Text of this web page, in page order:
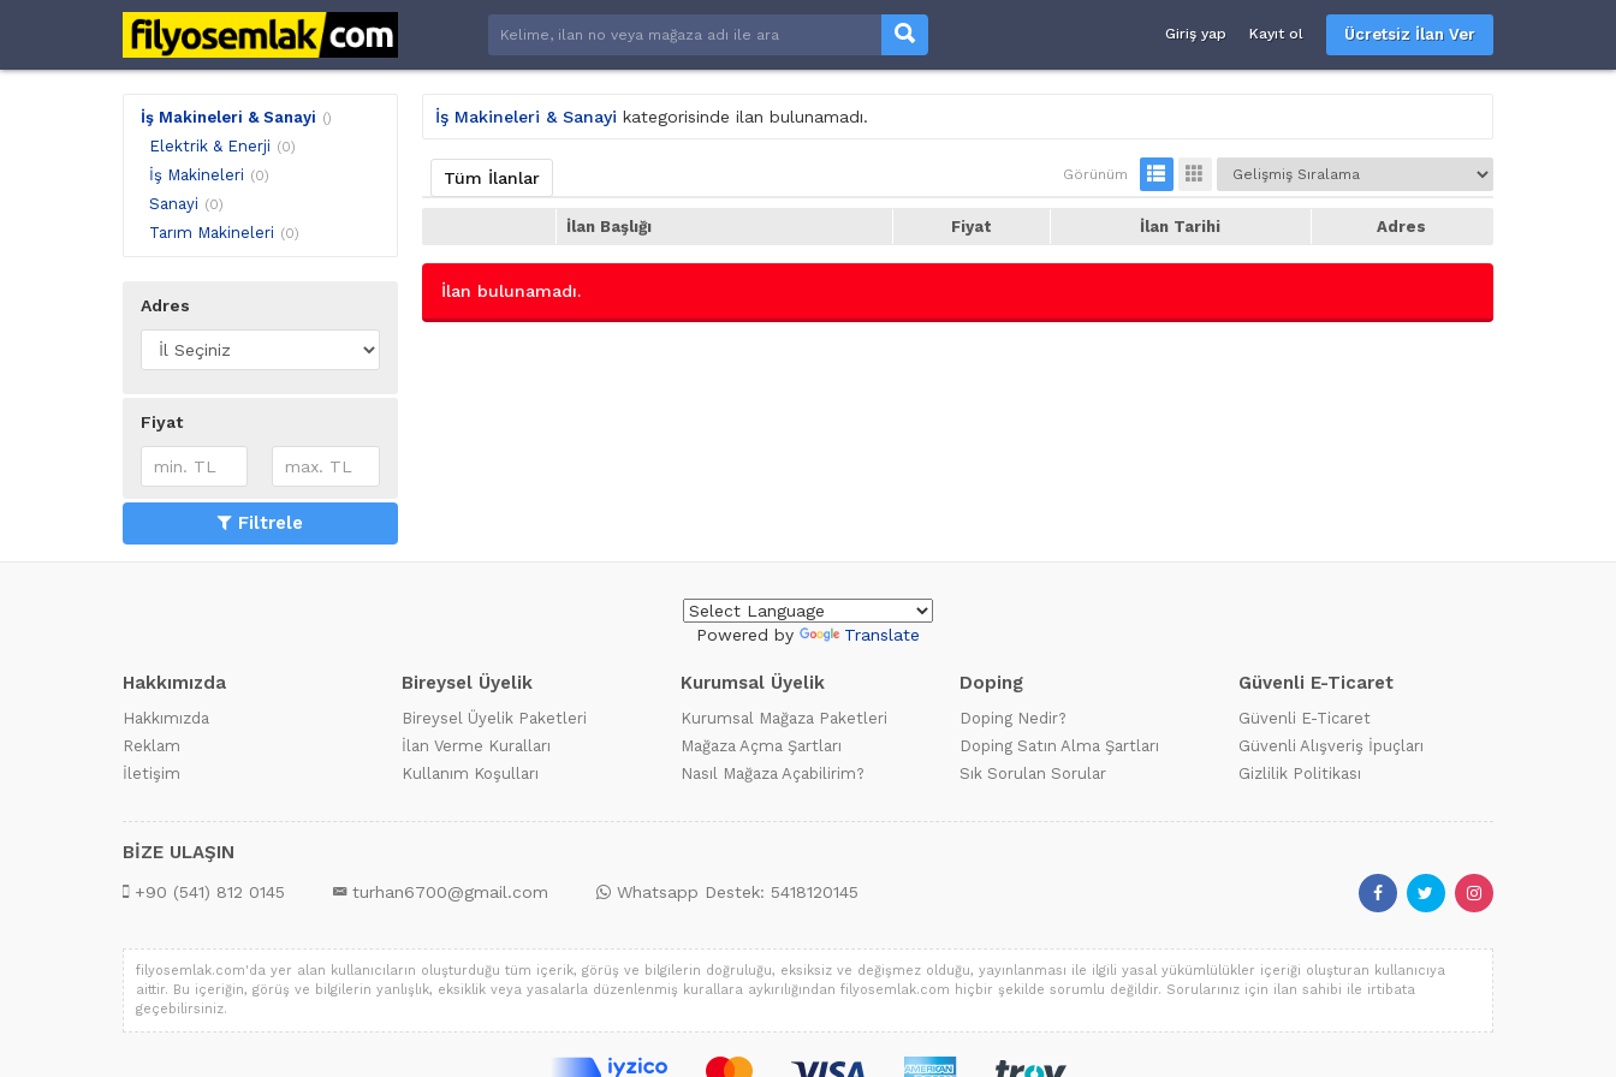
Giriş yap Kayıt ol Ücretsiz İlan Ver
İş Makineleri & Sanayi ()
Elektrik & Enerji (0)
İş Makineleri (0)
Sanayi (0)
Tarım Makineleri (0)
Adres
Fiyat
Filtrele
İş Makineleri & Sanayi kategorisinde ilan bulunamadı.
Tüm İlanlar Görünüm
İlan Başlığı Fiyat İlan Tarihi Adres
İlan bulunamadı.
Powered by Translate
Hakkımızda
Hakkımızda
Reklam
İletişim
Bireysel Üyelik
Bireysel Üyelik Paketleri
İlan Verme Kuralları
Kullanım Koşulları
Kurumsal Üyelik
Kurumsal Mağaza Paketleri
Mağaza Açma Şartları
Nasıl Mağaza Açabilirim?
Doping
Doping Nedir?
Doping Satın Alma Şartları
Sık Sorulan Sorular
Güvenli E-Ticaret
Güvenli E-Ticaret
Güvenli Alışveriş İpuçları
Gizlilik Politikası
BİZE ULAŞIN
+90 (541) 812 0145 turhan6700@gmail.com Whatsapp Destek: 5418120145
filyosemlak.com'da yer alan kullanıcıların oluşturduğu tüm içerik, görüş ve bilgilerin doğruluğu, eksiksiz ve değişmez olduğu, yayınlanması ile ilgili yasal yükümlülükler içeriği oluşturan kullanıcıya
aittir. Bu içeriğin, görüş ve bilgilerin yanlışlık, eksiklik veya yasalarla düzenlenmiş kurallara aykırılığından filyosemlak.com hiçbir şekilde sorumlu değildir. Sorularınız için ilan sahibi ile irtibata
geçebilirsiniz.